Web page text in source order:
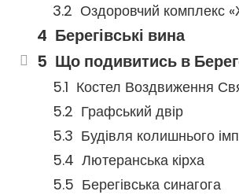
Оздоровчий комплекс
Берегівські вина
Що подивитись в
Костел Воздвиження
Графський двір
Будівля колишнього
Лютеранська кірха
Берегівська синагога